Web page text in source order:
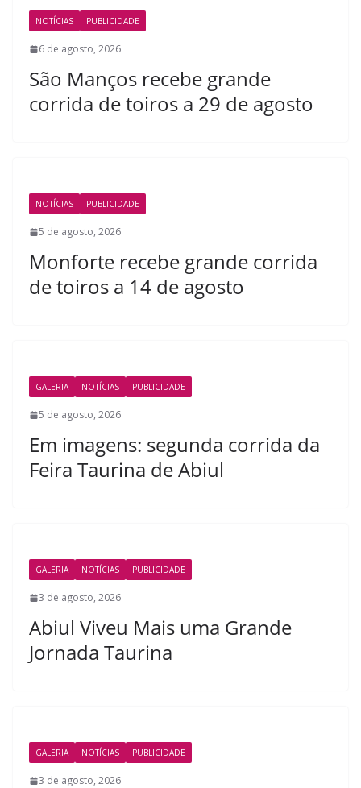
NOTÍCIAS PUBLICIDADE
6 de agosto, 2026
São Manços recebe grande
corrida de toiros a 29 de agosto
NOTÍCIAS PUBLICIDADE
5 de agosto, 2026
Monforte recebe grande corrida
de toiros a 14 de agosto
GALERIA NOTÍCIAS PUBLICIDADE
5 de agosto, 2026
Em imagens: segunda corrida da
Feira Taurina de Abiul
GALERIA NOTÍCIAS PUBLICIDADE
3 de agosto, 2026
Abiul Viveu Mais uma Grande
Jornada Taurina
GALERIA NOTÍCIAS PUBLICIDADE
3 de agosto, 2026